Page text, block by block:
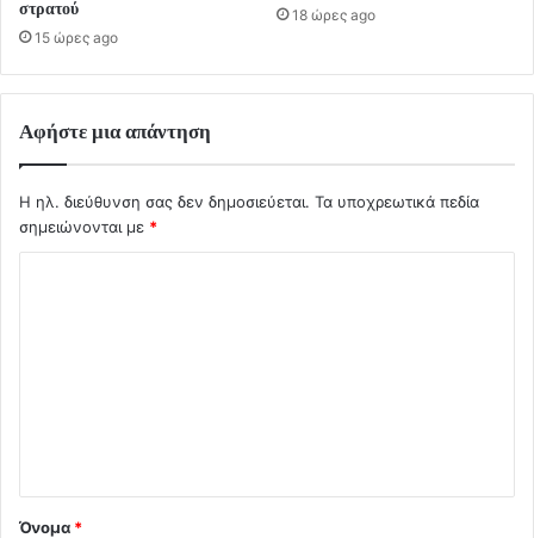
στρατού
15 ώρες ago
18 ώρες ago
Αφήστε μια απάντηση
Η ηλ. διεύθυνση σας δεν δημοσιεύεται. Τα υποχρεωτικά πεδία
σημειώνονται με *
Όνομα *